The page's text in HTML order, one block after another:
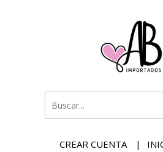
CREAR CUENTA